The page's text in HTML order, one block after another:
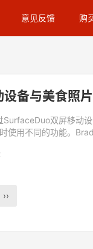
意见反馈 购
备与美食照片
双屏移
使用不同的功能。
››